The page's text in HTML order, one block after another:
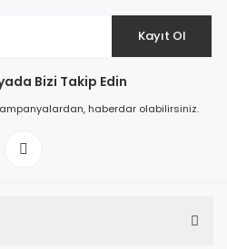
Kayıt Ol
Bizi Takip Edin
haberdar olabilirsiniz.